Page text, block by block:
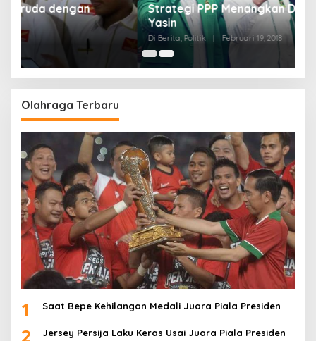
Strategi PPP Menangkan Duet Ganjar dan Gus
Yasin
Di Berita, Politik Februari 19, 2018
Olahraga Terbaru
1 Saat Bepe Kehilangan Medali Juara Piala Presiden
2 Jersey Persija Laku Keras Usai Juara Piala Presiden